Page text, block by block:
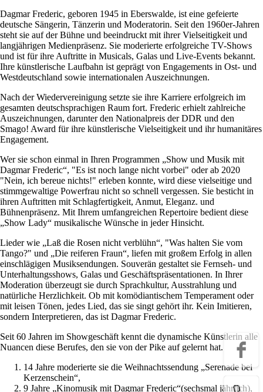
Dagmar Frederic, geboren 1945 in Eberswalde, ist eine gefeierte
deutsche Sängerin, Tänzerin und Moderatorin. Seit den 1960er-Jahren
steht sie auf der Bühne und beeindruckt mit ihrer Vielseitigkeit und
langjährigen Medienpräsenz. Sie moderierte erfolgreiche TV-Shows
und ist für ihre Auftritte in Musicals, Galas und Live-Events bekannt.
Ihre künstlerische Laufbahn ist geprägt von Engagements in Ost- und
Westdeutschland sowie internationalen Auszeichnungen.
Nach der Wiedervereinigung setzte sie ihre Karriere erfolgreich im
gesamten deutschsprachigen Raum fort. Frederic erhielt zahlreiche
Auszeichnungen, darunter den Nationalpreis der DDR und den
Smago! Award für ihre künstlerische Vielseitigkeit und ihr humanitäres
Engagement.
Wer sie schon einmal in Ihren Programmen „Show und Musik mit
Dagmar Frederic“, "Es ist noch lange nicht vorbei" oder ab 2020
"Nein, ich bereue nichts!" erleben konnte, wird diese vielseitige und
stimmgewaltige Powerfrau nicht so schnell vergessen. Sie besticht in
ihren Auftritten mit Schlagfertigkeit, Anmut, Eleganz. und
Bühnenpräsenz. Mit Ihrem umfangreichen Repertoire bedient diese
„Show Lady“ musikalische Wünsche in jeder Hinsicht.
Lieder wie „Laß die Rosen nicht verblühn“, "Was halten Sie vom
Tango?" und „Die reiferen Fraun“, liefen mit großem Erfolg in allen
einschlägigen Musiksendungen. Souverän gestaltet sie Fernseh- und
Unterhaltungsshows, Galas und Geschäftspräsentationen. In Ihrer
Moderation überzeugt sie durch Sprachkultur, Ausstrahlung und
natürliche Herzlichkeit. Ob mit komödiantischem Temperament oder
mit leisen Tönen, jedes Lied, das sie singt gehört ihr. Kein Imitieren,
sondern Interpretieren, das ist Dagmar Frederic.
Seit 60 Jahren im Showgeschäft kennt die dynamische Künstlerin alle
Nuancen diese Berufes, den sie von der Pike auf gelernt hat.
14 Jahre moderierte sie die Weihnachtssendung „Serenade bei
Kerzenschein“,
9 Jahre „Kinomusik mit Dagmar Frederic“(sechsmal jährlich),